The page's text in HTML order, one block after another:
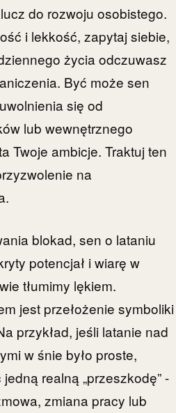
do rozwoju osobistego.
i lekkość, zapytaj siebie,
życia odczuwasz
Być może sen
się od
lub wewnętrznego
Twoje ambicje. Traktuj ten
na
blokad, sen o lataniu
potencjał i wiarę w
tłumimy lękiem.
jest przełożenie symboliki
przykład, jeśli latanie nad
w śnie było proste,
realną „przeszkodę” -
zmiana pracy lub